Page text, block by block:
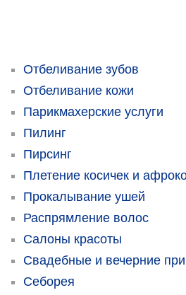
Отбеливание зубов
Отбеливание кожи
Парикмахерские услуги
Пилинг
Пирсинг
Плетение косичек и
Прокалывание ушей
Распрямление волос
Салоны красоты
Свадебные и вечерние
Себорея